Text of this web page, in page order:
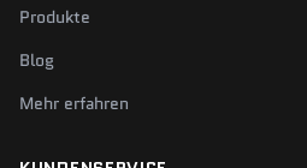
Produkte
Blog
Mehr erfahren